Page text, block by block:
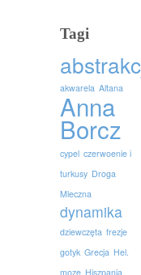
Tagi
akwarela Altana
Anna
Borcz
cypel czerwoenie i
turkusy Droga
Mleczna
dynamika
dziewczęta frezje
gotyk Grecja Hel.
moze Hiszpania